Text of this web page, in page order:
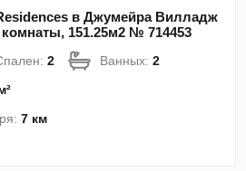
в Джумейра Вилладж
151.25м2 № 714453
2 Ванных:2
7 км